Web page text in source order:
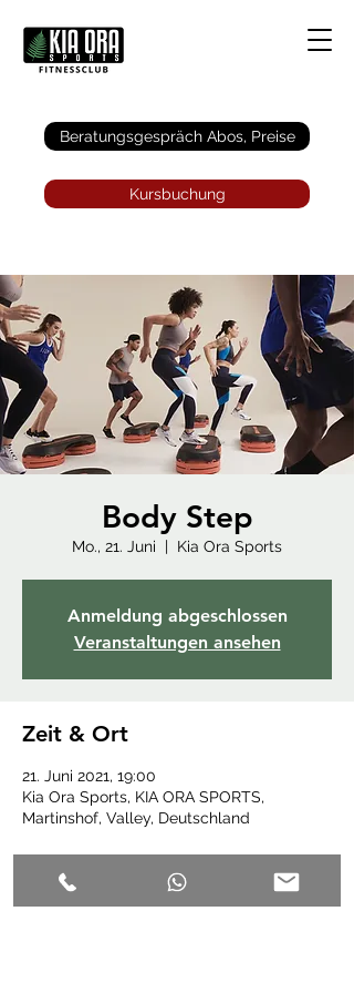
Beratungsgespräch Abos, Preise
Kursbuchung
Body Step
Mo., 21. Juni
  |
Kia Ora Sports
Anmeldung abgeschlossen
Veranstaltungen ansehen
Zeit & Ort
21. Juni 2021, 19:00
Kia Ora Sports, KIA ORA SPORTS,
Martinshof, Valley, Deutschland